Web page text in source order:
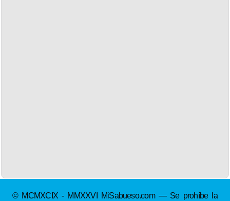
© MCMXCIX - MMXXVI MiSabueso.com — Se prohíbe la